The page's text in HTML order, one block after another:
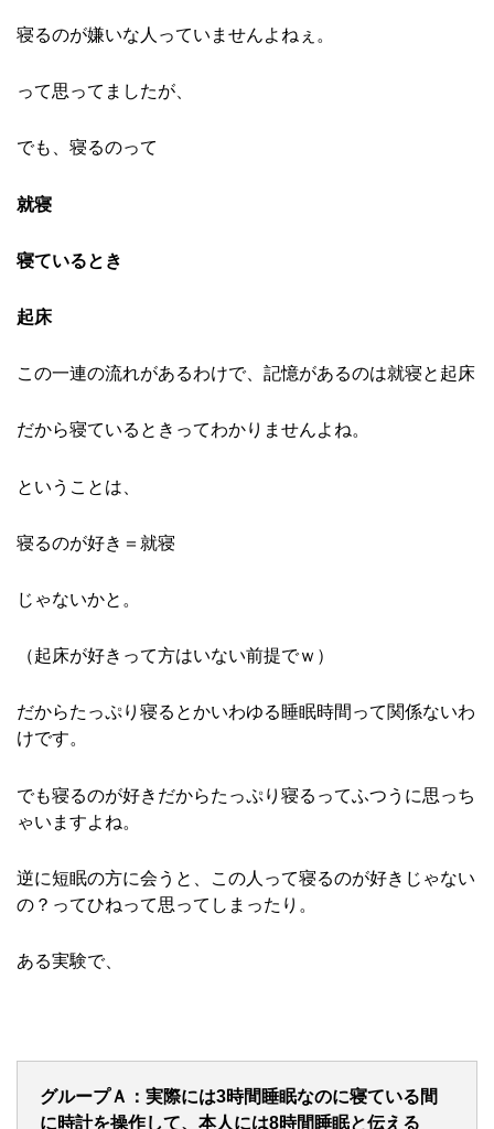
寝るのが嫌いな人っていませんよねぇ。
って思ってましたが、
でも、寝るのって
就寝
寝ているとき
起床
この一連の流れがあるわけで、記憶があるのは就寝と起床
だから寝ているときってわかりませんよね。
ということは、
寝るのが好き＝就寝
じゃないかと。
（起床が好きって方はいない前提でｗ）
だからたっぷり寝るとかいわゆる睡眠時間って関係ないわ
けです。
でも寝るのが好きだからたっぷり寝るってふつうに思っち
ゃいますよね。
逆に短眠の方に会うと、この人って寝るのが好きじゃない
の？ってひねって思ってしまったり。
ある実験で、
グループＡ：実際には3時間睡眠なのに寝ている間
に時計を操作して、本人には8時間睡眠と伝える